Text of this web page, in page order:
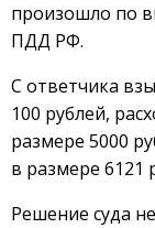
произошло по
ПДД РФ.
С ответчика
100 рублей,
размере 5000
в размере 6121
Решение суда